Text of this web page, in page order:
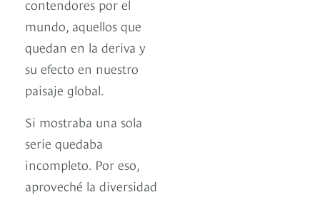
contendores por el
mundo, aquellos que
quedan en la deriva y
su efecto en nuestro
paisaje global.
Si mostraba una sola
serie quedaba
incompleto. Por eso,
aproveché la diversidad